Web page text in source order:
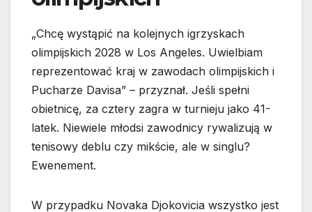
„Chcę wystąpić na kolejnych igrzyskach
olimpijskich 2028 w Los Angeles. Uwielbiam
reprezentować kraj w zawodach olimpijskich i
Pucharze Davisa” – przyznał. Jeśli spełni
obietnicę, za cztery zagra w turnieju jako 41-
latek. Niewiele młodsi zawodnicy rywalizują w
tenisowy deblu czy mikście, ale w singlu?
Ewenement.
W przypadku Novaka Djokovicia wszystko jest